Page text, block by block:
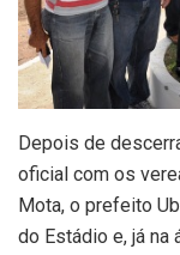
Depois de
oficial com os
Mota, o prefeito
do Estádio e, já na